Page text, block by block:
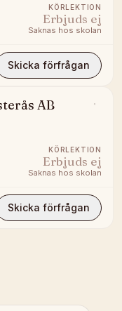
KÖRLEKTION
Erbjuds ej
Saknas hos skolan
Skicka förfrågan
AB
KÖRLEKTION
Erbjuds ej
Saknas hos skolan
Skicka förfrågan